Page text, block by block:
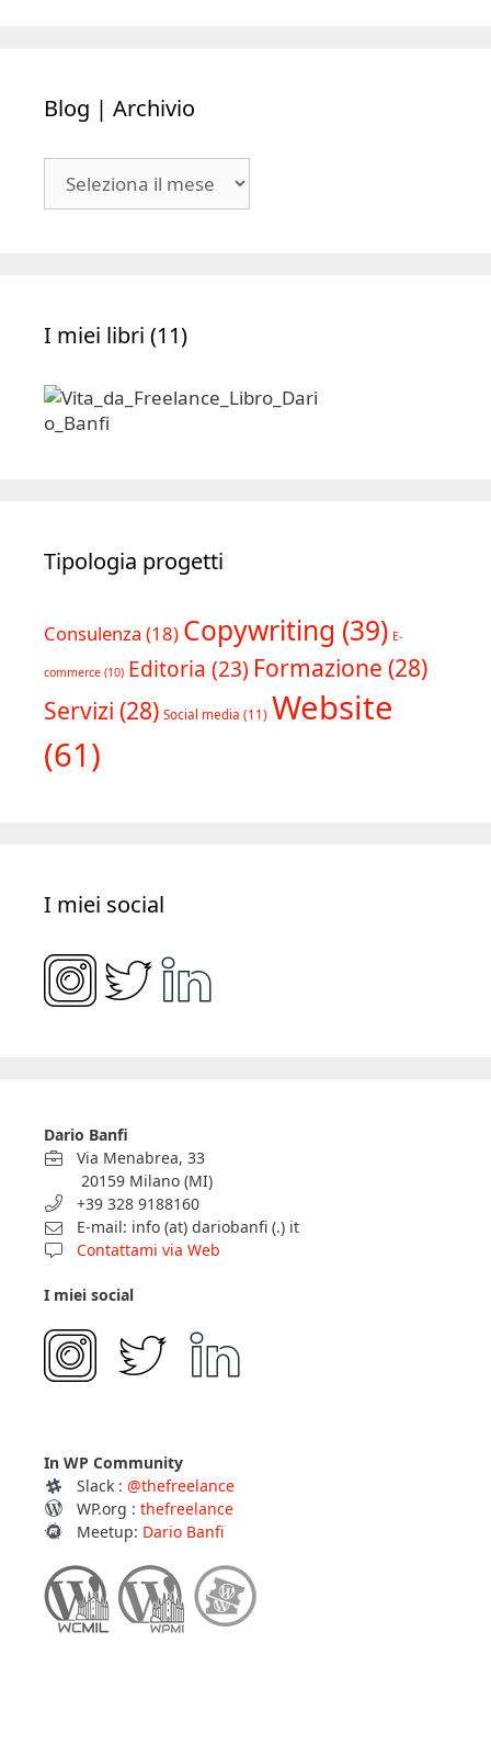
Blog | Archivio
I miei libri (11)
Tipologia progetti
Consulenza (18) Copywriting (39) E-
commerce (10) Editoria (23) Formazione (28)
Servizi (28) Social media (11) Website
(61)
I miei social
Dario Banfi
Via Menabrea, 33
20159 Milano (MI)
+39 328 9188160
E-mail: info (at) dariobanfi (.) it
Contattami via Web
I miei social
In WP Community
Slack : @thefreelance
WP.org : thefreelance
Meetup: Dario Banfi